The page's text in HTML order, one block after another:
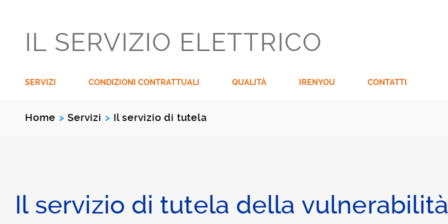
IL SERVIZIO ELETTRICO
SERVIZI CONDIZIONI CONTRATTUALI QUALITÀ IRENYOU CONTATTI
Home > Servizi > Il servizio di tutela
Il servizio di tutela della